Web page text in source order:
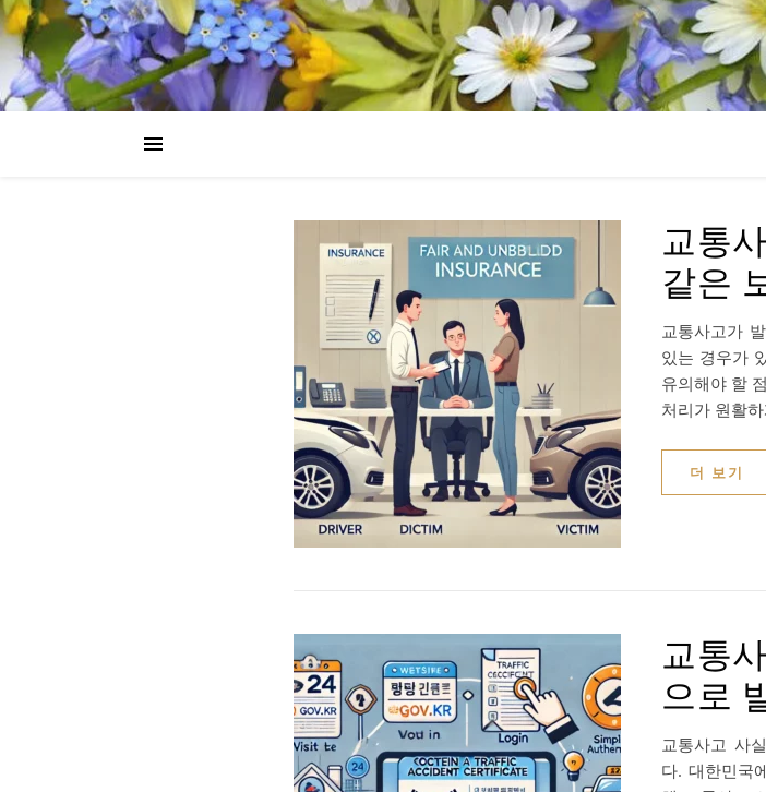
교통
같은
교통사고가
있는 경우가
유의해야 할
처리가 원활
더 보기
교통
으로
교통사고 사
다. 대한민국